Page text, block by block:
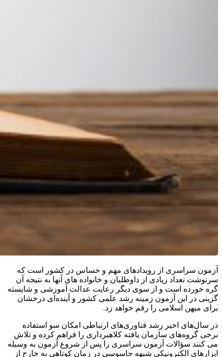
آزمون سراسری از رویدادهای مهم و حساس در کشور است که
سرنوشت تعداد زیادی از داوطلبان و خانواده های آنها به نتیجه آن
گره خورده است و از سوی دیگر رعایت عدالت آموزشی و شایسته
گزینی در این آزمون زمینه رشد علمی کشور و آینده‌ای درخشان
برای میهن اسلامی را رقم خواهد زد.
در سال‌های اخیر رشد فناوری‌های ارتباطی امکان سو استفاده
برخی گروه‌های سازمان یافته کلاهبرداری را فراهم کرده و تلاش
می کنند سؤالات آزمون سراسری را پس از شروع آزمون به وسیله
ابزارهای الکترونیکی شبهه جاسوسی در زمان کوتاهی به خارج از